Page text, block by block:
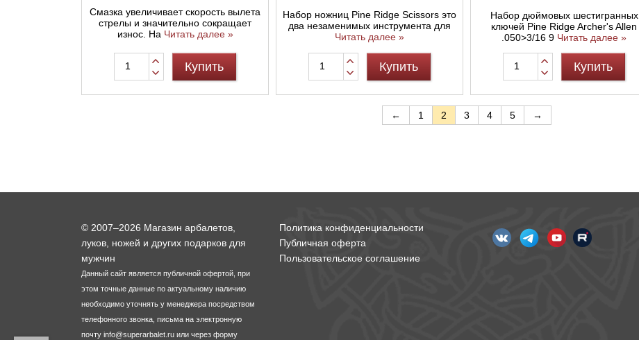
Смазка увеличивает скорость вылета
стрелы и значительно сокращает
износ. На Читать далее »
Купить
Набор ножниц Pine Ridge Scissors это
два незаменимых инструмента для
Читать далее »
Купить
Набор дюймовых шестигранных
ключей Pine Ridge Archer's Allen
.050>3/16 9 Читать далее »
Купить
← 1 2 3 4 5 →
© 2007–2026 Магазин арбалетов,
луков, ножей и других подарков для
мужчин
Данный сайт является публичной офертой, при
этом точные данные по актуальному наличию
необходимо уточнять у менеджера посредством
телефонного звонка, письма на электронную
почту info@superarbalet.ru или через форму
Политика конфиденциальности
Публичная оферта
Пользовательское соглашение